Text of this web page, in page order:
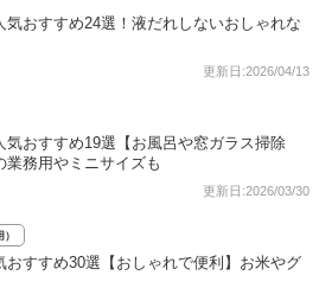
気おすすめ24選！液だれしないおしゃれな
更新日:2026/04/13
気おすすめ19選【お風呂や窓ガラス掃除
業務用やミニサイズも
更新日:2026/03/30
おすすめ30選【おしゃれで便利】お米やグ